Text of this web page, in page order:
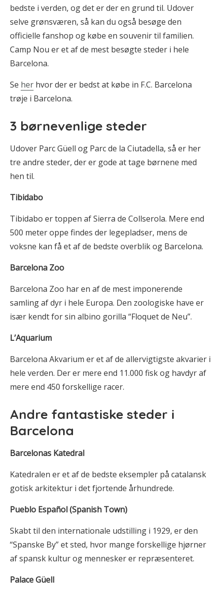
bedste i verden, og det er der en grund til. Udover
selve grønsværen, så kan du også besøge den
officielle fanshop og købe en souvenir til familien.
Camp Nou er et af de mest besøgte steder i hele
Barcelona.
Se her hvor der er bedst at købe in F.C. Barcelona
trøje i Barcelona.
3 børnevenlige steder
Udover Parc Güell og Parc de la Ciutadella, så er her
tre andre steder, der er gode at tage børnene med
hen til.
Tibidabo
Tibidabo er toppen af Sierra de Collserola. Mere end
500 meter oppe findes der legepladser, mens de
voksne kan få et af de bedste overblik og Barcelona.
Barcelona Zoo
Barcelona Zoo har en af de mest imponerende
samling af dyr i hele Europa. Den zoologiske have er
især kendt for sin albino gorilla “Floquet de Neu”.
L’Aquarium
Barcelona Akvarium er et af de allervigtigste akvarier i
hele verden. Der er mere end 11.000 fisk og havdyr af
mere end 450 forskellige racer.
Andre fantastiske steder i
Barcelona
Barcelonas Katedral
Katedralen er et af de bedste eksempler på catalansk
gotisk arkitektur i det fjortende århundrede.
Pueblo Español (Spanish Town)
Skabt til den internationale udstilling i 1929, er den
“Spanske By” et sted, hvor mange forskellige hjørner
af spansk kultur og mennesker er repræsenteret.
Palace Güell